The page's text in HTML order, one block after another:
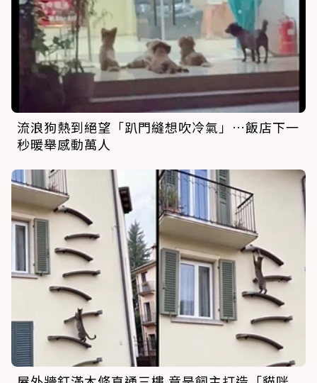
流浪狗熱到絕望「趴門縫想吹冷氣」…飯店下一
秒暖舉感動萬人